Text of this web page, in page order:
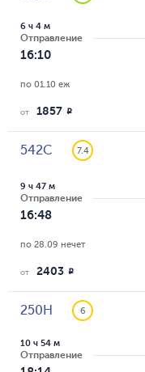
Отправление
16:10
6 ч 4 м
по 01.10 еж
от 1857 R
542С 7.4
Отправление
16:48
9 ч 47 м
по 28.09 нечет
от 2403 R
250Н 6
Отправление
10 ч 54 м